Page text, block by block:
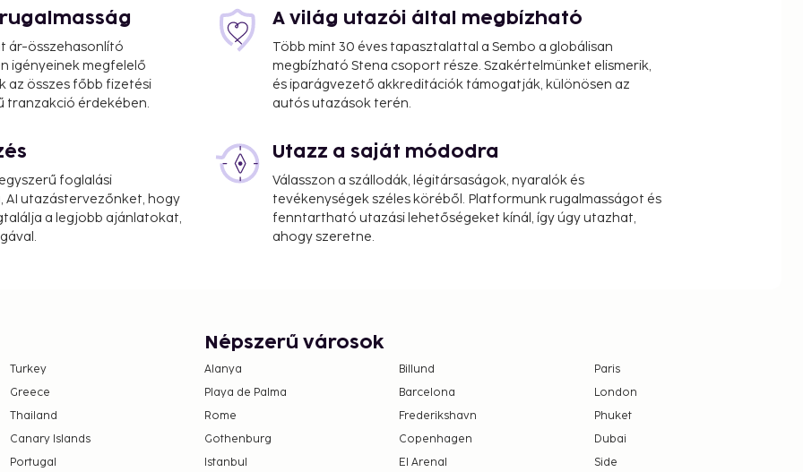
mi
Valley is Eppley
and hair dryers.
is provided
hours). A
from 6:30 AM to 9 AM.
ár-összehasonlító
igényeinek megfelelő
az összes főbb fizetési
tranzakció érdekében.
A világ utazói által megbízható
Több mint 30 éves tapasztalattal a Sembo a globálisan
megbízható Stena csoport része. Szakértelmünket elismerik,
és iparágvezető akkreditációk támogatják, különösen az
autós utazások terén.
foglalási
AI utazástervezőnket, hogy
a legjobb ajánlatokat,
Utazz a saját módodra
Válasszon a szállodák, légitársaságok, nyaralók és
tevékenységek széles köréből. Platformunk rugalmasságot és
fenntartható utazási lehetőségeket kínál, így úgy utazhat,
ahogy szeretne.
Turkey
Greece
Thailand
Canary Islands
Portugal
Népszerű városok
Alanya Billund
Paris
Playa de Palma
Barcelona
London
Rome
Frederikshavn
Phuket
Gothenburg
Copenhagen
Dubai
Istanbul
El Arenal Side